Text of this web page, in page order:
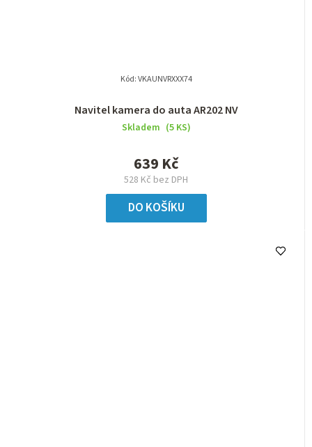
Navitel kamera do auta AR202 NV
Skladem (5 KS)
528 Kč bez DPH
639 Kč
DO KOŠÍKU
Kód:VKAUNVRXXX74